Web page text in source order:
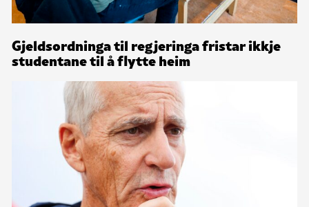
Gjeldsordninga til regjeringa fristar ikkje
studentane til å flytte heim